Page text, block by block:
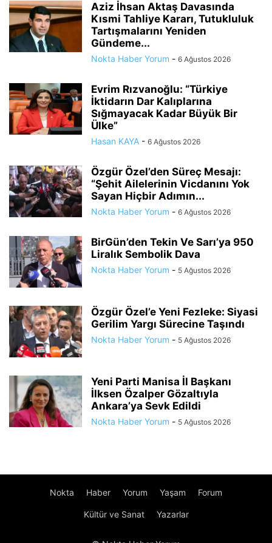
Aziz İhsan Aktaş Davasında
Kısmi Tahliye Kararı, Tutukluluk
Tartışmalarını Yeniden
Gündeme...
Nokta Haber Yorum - 6 Ağustos 2026
Evrim Rızvanoğlu: “Türkiye
İktidarın Dar Kalıplarına
Sığmayacak Kadar Büyük Bir
Ülke”
Hasan KAYA - 6 Ağustos 2026
Özgür Özel’den Süreç Mesajı:
“Şehit Ailelerinin Vicdanını Yok
Sayan Hiçbir Adımın...
Nokta Haber Yorum - 6 Ağustos 2026
BirGün’den Tekin Ve Sarı’ya 950
Liralık Sembolik Dava
Nokta Haber Yorum - 5 Ağustos 2026
Özgür Özel’e Yeni Fezleke: Siyasi
Gerilim Yargı Sürecine Taşındı
Nokta Haber Yorum - 5 Ağustos 2026
Yeni Parti Manisa İl Başkanı
İlksen Özalper Gözaltıyla
Ankara’ya Sevk Edildi
Nokta Haber Yorum - 5 Ağustos 2026
Nokta Haber Yorum Yaşam Forum
Kültür ve Sanat Yazarlar